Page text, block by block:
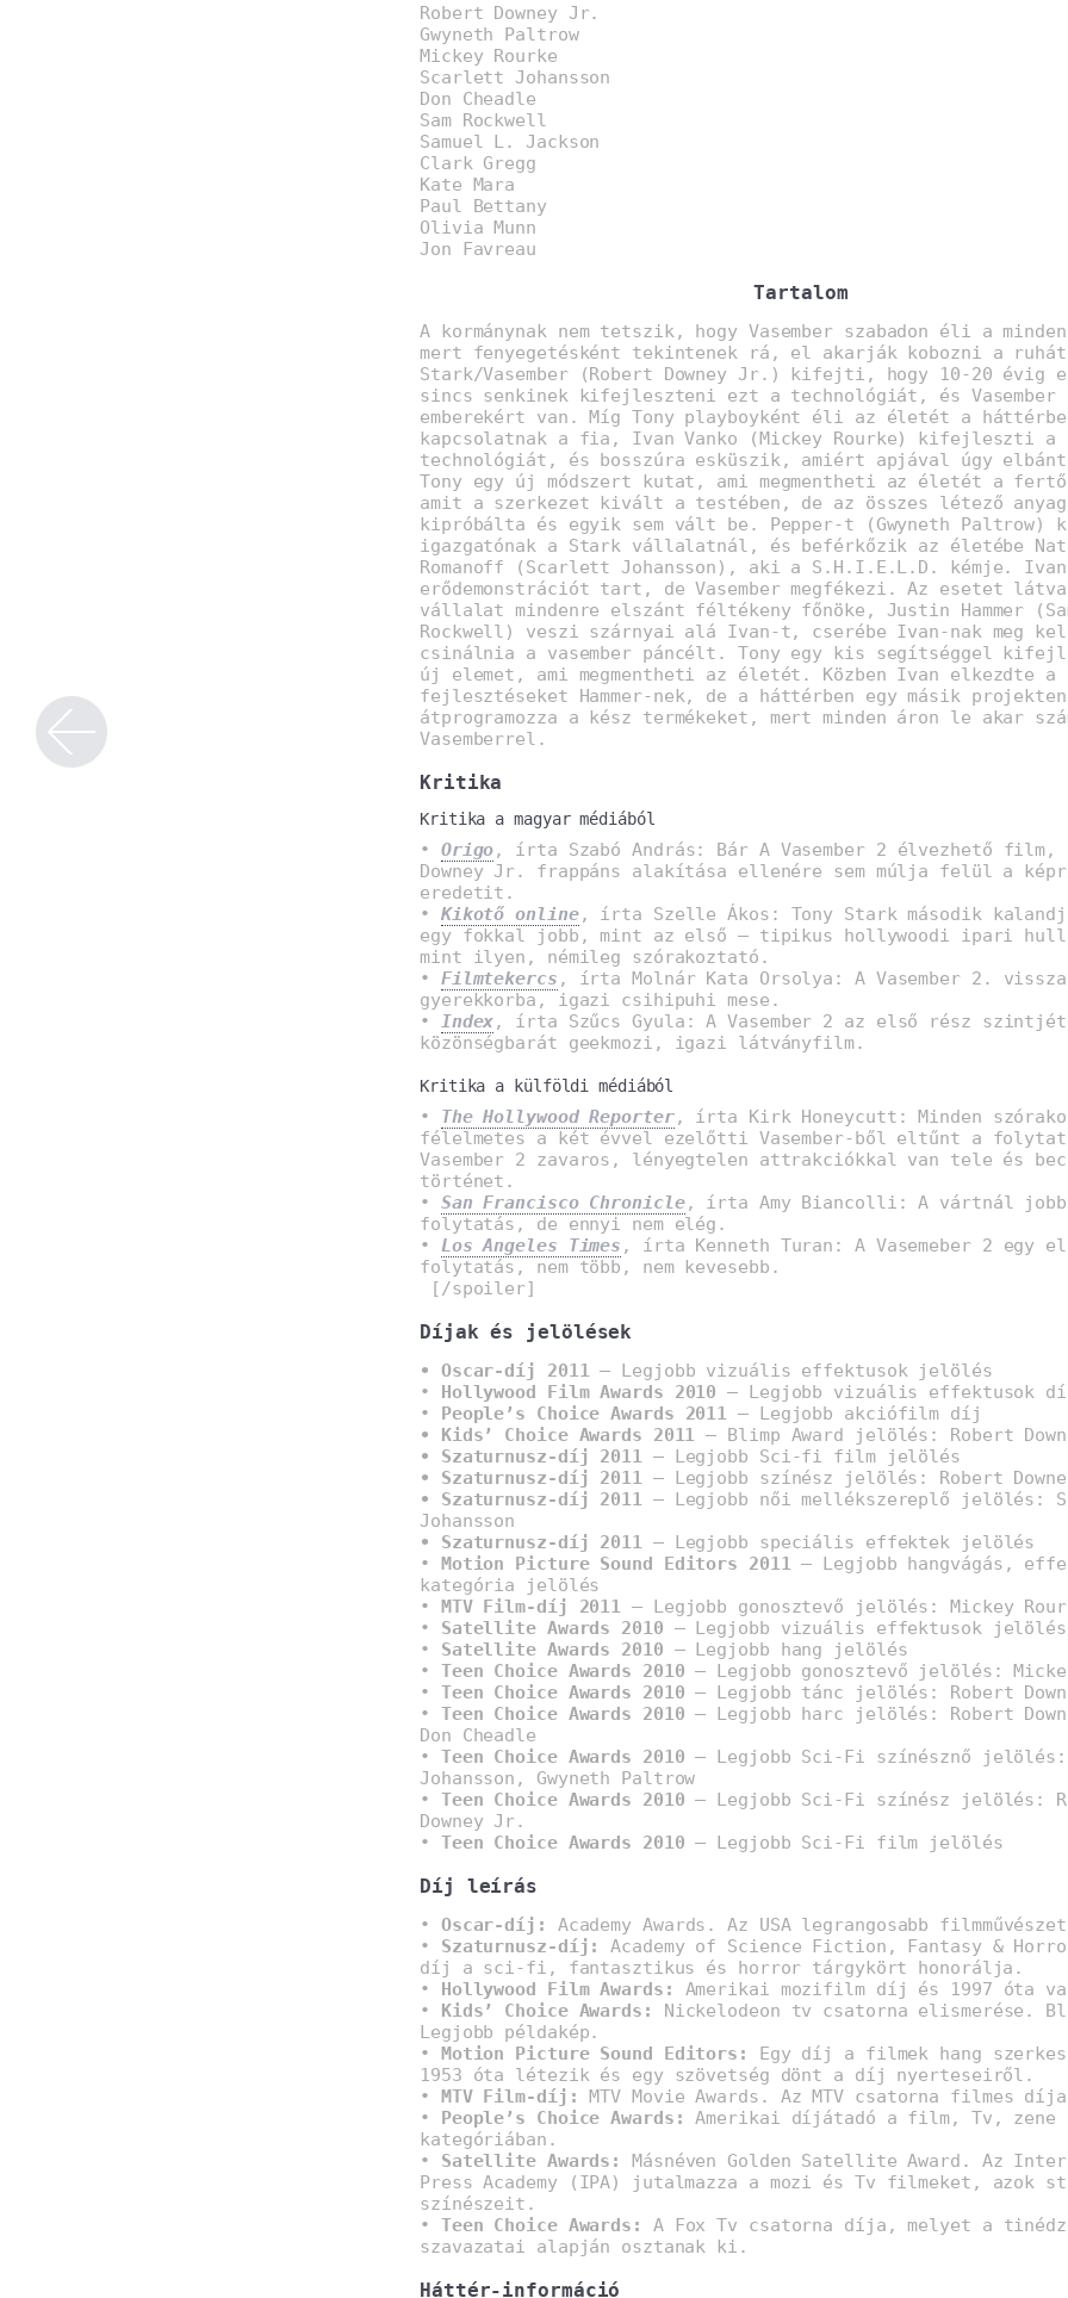
Robert Downey Jr.
Gwyneth Paltrow
Mickey Rourke
Scarlett Johansson
Don Cheadle
Sam Rockwell
Samuel L. Jackson
Clark Gregg
Kate Mara
Paul Bettany
Olivia Munn
Jon Favreau
Tartalom
A kormánynak nem tetszik, hogy Vasember szabadon éli a
mert fenyegetésként tekintenek rá, el akarják kobozni a
Stark/Vasember (Robert Downey Jr.) kifejti, hogy 10-20 évig
sincs senkinek kifejleszteni ezt a technológiát, és Vasember
emberekért van. Míg Tony playboyként éli az életét a
kapcsolatnak a fia, Ivan Vanko (Mickey Rourke) kifejleszti a
technológiát, és bosszúra esküszik, amiért apjával úgy
Tony egy új módszert kutat, ami megmentheti az életét a
amit a szerkezet kivált a testében, de az összes létező
kipróbálta és egyik sem vált be. Pepper-t (Gwyneth Paltrow)
igazgatónak a Stark vállalatnál, és beférkőzik az életébe
Romanoff (Scarlett Johansson), aki a S.H.I.E.L.D. kémje. Ivan
erődemonstrációt tart, de Vasember megfékezi. Az esetet
vállalat mindenre elszánt féltékeny főnöke, Justin Hammer
Rockwell) veszi szárnyai alá Ivan-t, cserébe Ivan-nak meg
csinálnia a vasember páncélt. Tony egy kis segítséggel
új elemet, ami megmentheti az életét. Közben Ivan elkezdte a
fejlesztéseket Hammer-nek, de a háttérben egy másik
átprogramozza a kész termékeket, mert minden áron le akar
Vasemberrel.
Kritika
Kritika a magyar médiából
• Origo, írta Szabó András: Bár A Vasember 2 élvezhető film,
Downey Jr. frappáns alakítása ellenére sem múlja felül a
eredetit.
• Kikotő online, írta Szelle Ákos: Tony Stark második
egy fokkal jobb, mint az első – tipikus hollywoodi ipari
mint ilyen, némileg szórakoztató.
• Filmtekercs , írta Molnár Kata Orsolya: A Vasember 2.
gyerekkorba, igazi csihipuhi mese.
• Index, írta Szűcs Gyula: A Vasember 2 az első rész szintjét
közönségbarát geekmozi, igazi látványfilm.
Kritika a külföldi médiából
• The Hollywood Reporter, írta Kirk Honeycutt: Minden
félelmetes a két évvel ezelőtti Vasember-ből eltűnt a
Vasember 2 zavaros, lényegtelen attrakciókkal van tele és
történet.
• San Francisco Chronicle, írta Amy Biancolli: A vártnál jobb
folytatás, de ennyi nem elég.
• Los Angeles Times , írta Kenneth Turan: A Vasemeber 2 egy
folytatás, nem több, nem kevesebb.
[/spoiler]
Díjak és jelölések
• Oscar-díj 2011– Legjobb vizuális effektusok jelölés
• Hollywood Film Awards 2010 – Legjobb vizuális effektusok
• People’s Choice Awards 2011 – Legjobb akciófilm díj
• Kids’ Choice Awards 2011 – Blimp Award jelölés: Robert
• Szaturnusz-díj 2011– Legjobb Sci-fi film jelölés
• Szaturnusz-díj 2011– Legjobb színész jelölés: Robert
• Szaturnusz-díj 2011– Legjobb női mellékszereplő jelölés:
Johansson
• Szaturnusz-díj 2011– Legjobb speciális effektek jelölés
• Motion Picture Sound Editors 2011– Legjobb hangvágás,
kategória jelölés
• MTV Film-díj 2011 – Legjobb gonosztevő jelölés: Mickey
• Satellite Awards 2010 – Legjobb vizuális effektusok jelölés
• Satellite Awards 2010 – Legjobb hang jelölés
• Teen Choice Awards 2010 – Legjobb gonosztevő jelölés:
• Teen Choice Awards 2010 – Legjobb tánc jelölés: Robert
• Teen Choice Awards 2010 – Legjobb harc jelölés: Robert
Don Cheadle
• Teen Choice Awards 2010 – Legjobb Sci-Fi színésznő
Johansson, Gwyneth Paltrow
• Teen Choice Awards 2010 – Legjobb Sci-Fi színész jelölés:
Downey Jr.
• Teen Choice Awards 2010 – Legjobb Sci-Fi film jelölés
Díj leírás
• Oscar-díj:
Academy Awards. Az USA legrangosabb
• Szaturnusz-díj:
Academy of Science Fiction, Fantasy &
díj a sci-fi, fantasztikus és horror tárgykört honorálja.
• Hollywood Film Awards:
Amerikai mozifilm díj és 1997 óta
• Kids’ Choice Awards:
Nickelodeon tv csatorna elismerése.
Legjobb példakép.
• Motion Picture Sound Editors:
Egy díj a filmek hang
1953 óta létezik és egy szövetség dönt a díj nyerteseiről.
• MTV Film-díj:
MTV Movie Awards. Az MTV csatorna filmes
• People’s Choice Awards:
Amerikai díjátadó a film, Tv, zene
kategóriában.
• Satellite Awards:
Másnéven Golden Satellite Award. Az
Press Academy (IPA) jutalmazza a mozi és Tv filmeket, azok
színészeit.
• Teen Choice Awards:
A Fox Tv csatorna díja, melyet a
szavazatai alapján osztanak ki.
Háttér-információ